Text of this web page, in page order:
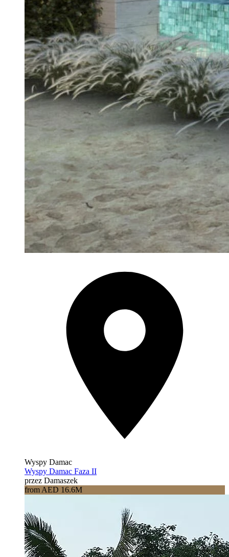
Wyspy Damac
Wyspy Damac Faza II
przez Damaszek
from AED 16.6M